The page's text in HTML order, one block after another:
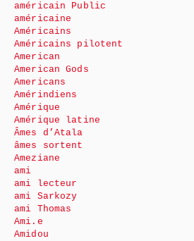
américain Public
américaine
Américains
Américains pilotent
American
American Gods
Americans
Amérindiens
Amérique
Amérique latine
Âmes d’Atala
âmes sortent
Ameziane
ami
ami lecteur
ami Sarkozy
ami Thomas
Ami.e
Amidou